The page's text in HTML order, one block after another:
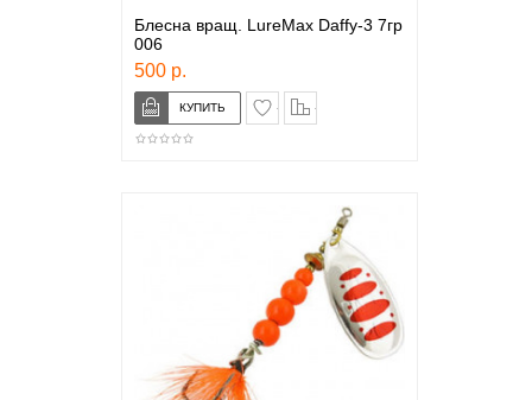
Блесна вращ. LureMax Daffy-3 7гр
006
500 р.
в закладки